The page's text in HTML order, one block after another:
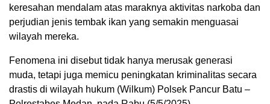
keresahan mendalam atas maraknya aktivitas narkoba dan
perjudian jenis tembak ikan yang semakin menguasai
wilayah mereka.
Fenomena ini disebut tidak hanya merusak generasi
muda, tetapi juga memicu peningkatan kriminalitas secara
drastis di wilayah hukum (Wilkum) Polsek Pancur Batu –